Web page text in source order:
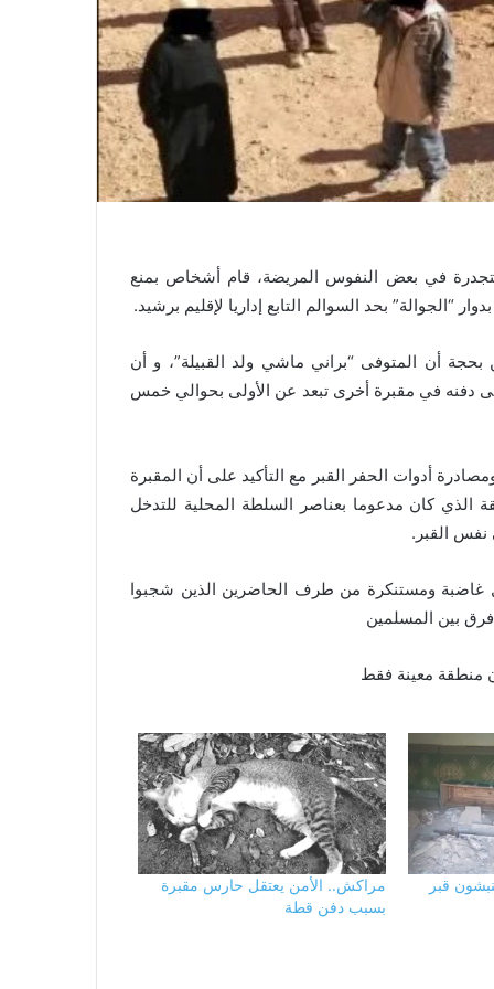
في بعض النفوس المريضة، قام أشخاص بمنع
بحد السوالم التابع إداريا لإقليم برشيد.
بحجة أن المتوفى “براني ماشي ولد القبيلة”، و أن
دفنه في مقبرة أخرى تبعد عن الأولى بحوالي خمس
أدوات الحفر القبر مع التأكيد على أن المقبرة
الذي كان مدعوما بعناصر السلطة المحلية للتدخل
نفس القبر.
غاضبة ومستنكرة من طرف الحاضرين الذين شجبوا
بين المسلمين
منطقة معينة فقط
قبر
مراكش.. الأمن يعتقل حارس مقبرة
بسبب دفن قطة